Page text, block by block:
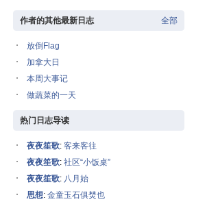
全部
作者的其他最新日志
放倒Flag
加拿大日
本周大事记
做蔬菜的一天
热门日志导读
夜夜笙歌: 客来客往
夜夜笙歌: 社区“小饭桌”
夜夜笙歌: 八月始
思想: 金童玉石俱焚也